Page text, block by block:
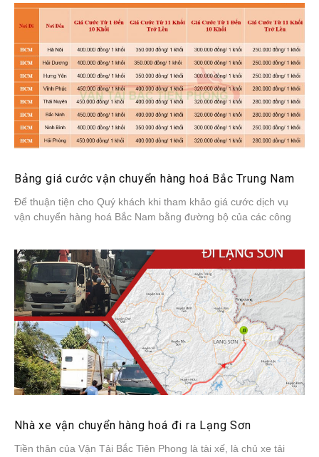
Bảng giá cước vận chuyển hàng hoá Bắc Trung Nam
Để thuận tiện cho Quý khách khi tham khảo giá cước dịch vụ
vận chuyển hàng hoá Bắc Nam bằng đường bộ của các công
Nhà xe vận chuyển hàng hoá đi ra Lạng Sơn
Tiền thân của Vận Tải Bắc Tiên Phong là tài xế, là chủ xe tải